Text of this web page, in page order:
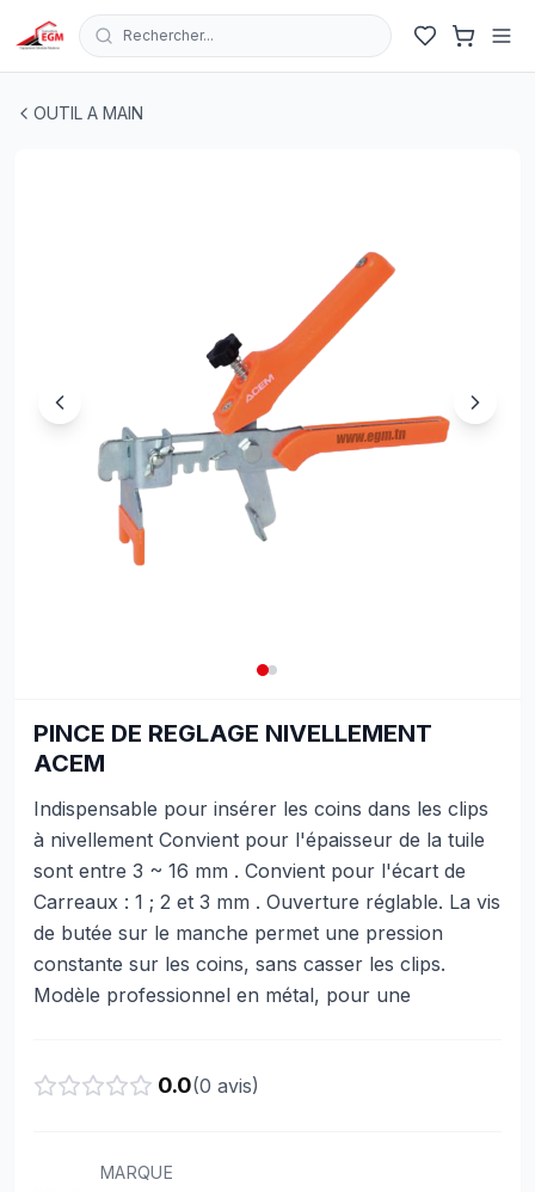
Rechercher...
OUTIL A MAIN
PINCE DE REGLAGE NIVELLEMENT
ACEM
Indispensable pour insérer les coins dans les clips
à nivellement Convient pour l'épaisseur de la tuile
sont entre 3 ~ 16 mm . Convient pour l'écart de
Carreaux : 1 ; 2 et 3 mm . Ouverture réglable. La vis
de butée sur le manche permet une pression
constante sur les coins, sans casser les clips.
Modèle professionnel en métal, pour une
0.0(0 avis)
MARQUE